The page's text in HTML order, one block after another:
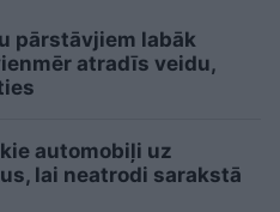
pārstāvjiem labāk
atradīs veidu,
automobiļi uz
lai neatrodi sarakstā